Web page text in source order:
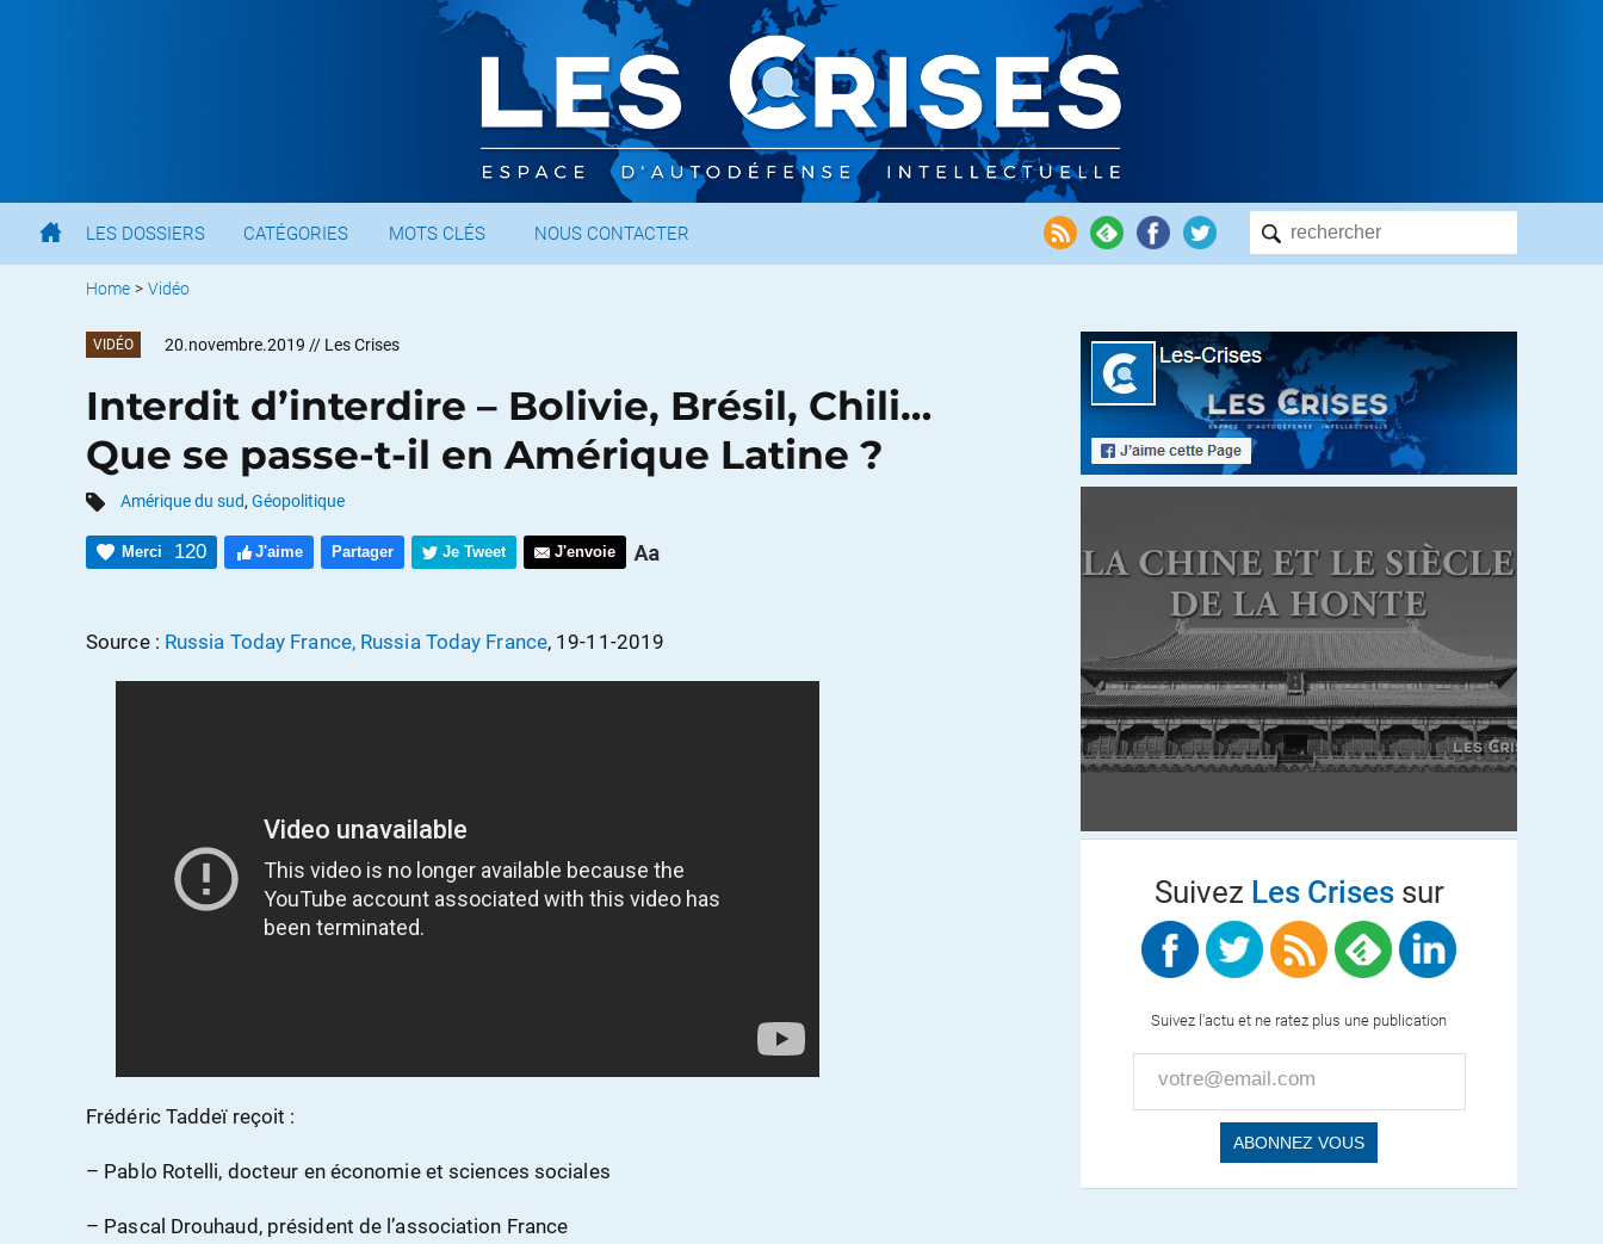
LES DOSSIERS CATÉGORIES MOTS CLÉS NOUS CONTACTER
Home > Vidéo
VIDÉO 20.novembre.2019 // Les Crises
Interdit d’interdire – Bolivie, Brésil, Chili…
Que se passe-t-il en Amérique Latine ?
Amérique du sud, Géopolitique
Merci 120 J'aime Partager Je Tweet J'envoie
Source : Russia Today France, Russia Today France, 19-11-2019
Frédéric Taddeï reçoit :
– Pablo Rotelli, docteur en économie et sciences sociales
– Pascal Drouhaud, président de l’association France
Suivez Les Crisessur
Suivez l'actu et ne ratez plus une publication